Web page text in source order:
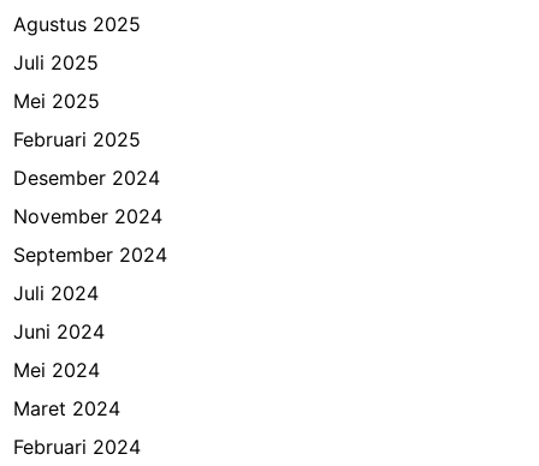
Agustus 2025
Juli 2025
Mei 2025
Februari 2025
Desember 2024
November 2024
September 2024
Juli 2024
Juni 2024
Mei 2024
Maret 2024
Februari 2024